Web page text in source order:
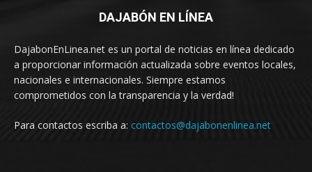
DAJABÓN EN LÍNEA
DajabonEnLinea.net es un portal de noticias en línea dedicado
a proporcionar información actualizada sobre eventos locales,
nacionales e internacionales. Siempre estamos
comprometidos con la transparencia y la verdad!
Para contactos escriba a: contactos@dajabonenlinea.net